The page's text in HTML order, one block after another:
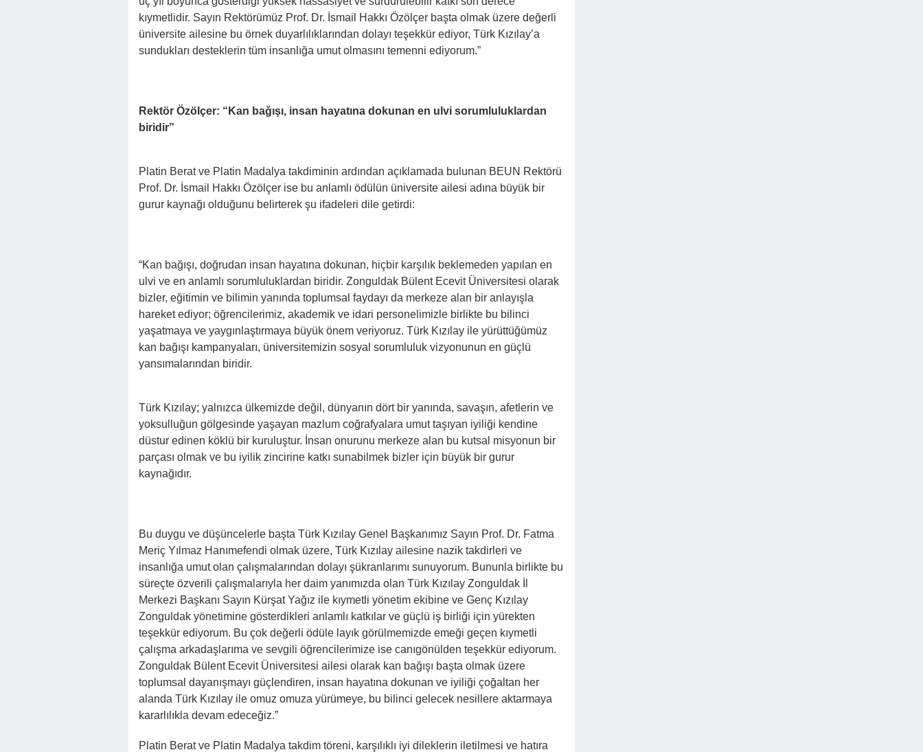
kıymetlidir. Sayın Rektörümüz Prof. Dr. İsmail Hakkı Özölçer başta olmak üzere değerli
üniversite ailesine bu örnek duyarlılıklarından dolayı teşekkür ediyor, Türk Kızılay’a
sundukları desteklerin tüm insanlığa umut olmasını temenni ediyorum.”
Rektör Özölçer: “Kan bağışı, insan hayatına dokunan en ulvi sorumluluklardan
biridir”
Platin Berat ve Platin Madalya takdiminin ardından açıklamada bulunan BEUN Rektörü
Prof. Dr. İsmail Hakkı Özölçer ise bu anlamlı ödülün üniversite ailesi adına büyük bir
gurur kaynağı olduğunu belirterek şu ifadeleri dile getirdi:
“Kan bağışı, doğrudan insan hayatına dokunan, hiçbir karşılık beklemeden yapılan en
ulvi ve en anlamlı sorumluluklardan biridir. Zonguldak Bülent Ecevit Üniversitesi olarak
bizler, eğitimin ve bilimin yanında toplumsal faydayı da merkeze alan bir anlayışla
hareket ediyor; öğrencilerimiz, akademik ve idari personelimizle birlikte bu bilinci
yaşatmaya ve yaygınlaştırmaya büyük önem veriyoruz. Türk Kızılay ile yürüttüğümüz
kan bağışı kampanyaları, üniversitemizin sosyal sorumluluk vizyonunun en güçlü
yansımalarından biridir.
Türk Kızılay; yalnızca ülkemizde değil, dünyanın dört bir yanında, savaşın, afetlerin ve
yoksulluğun gölgesinde yaşayan mazlum coğrafyalara umut taşıyan iyiliği kendine
düstur edinen köklü bir kuruluştur. İnsan onurunu merkeze alan bu kutsal misyonun bir
parçası olmak ve bu iyilik zincirine katkı sunabilmek bizler için büyük bir gurur
kaynağıdır.
Bu duygu ve düşüncelerle başta Türk Kızılay Genel Başkanımız Sayın Prof. Dr. Fatma
Meriç Yılmaz Hanımefendi olmak üzere, Türk Kızılay ailesine nazik takdirleri ve
insanlığa umut olan çalışmalarından dolayı şükranlarımı sunuyorum. Bununla birlikte bu
süreçte özverili çalışmalarıyla her daim yanımızda olan Türk Kızılay Zonguldak İl
Merkezi Başkanı Sayın Kürşat Yağız ile kıymetli yönetim ekibine ve Genç Kızılay
Zonguldak yönetimine gösterdikleri anlamlı katkılar ve güçlü iş birliği için yürekten
teşekkür ediyorum. Bu çok değerli ödüle layık görülmemizde emeği geçen kıymetli
çalışma arkadaşlarıma ve sevgili öğrencilerimize ise canıgönülden teşekkür ediyorum.
Zonguldak Bülent Ecevit Üniversitesi ailesi olarak kan bağışı başta olmak üzere
toplumsal dayanışmayı güçlendiren, insan hayatına dokunan ve iyiliği çoğaltan her
alanda Türk Kızılay ile omuz omuza yürümeye, bu bilinci gelecek nesillere aktarmaya
kararlılıkla devam edeceğiz.”
Platin Berat ve Platin Madalya takdim töreni, karşılıklı iyi dileklerin iletilmesi ve hatıra